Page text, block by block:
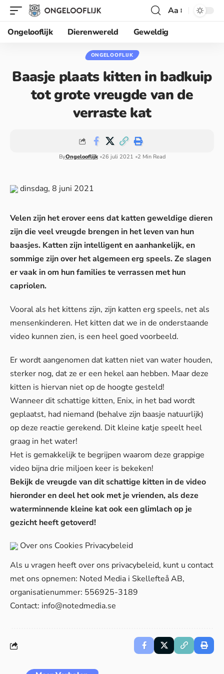
Aa
Ongelooflijk
Dierenwereld Geweldig
ONGELOOFLIJK
Baasje plaats kitten in badkuip
tot grote vreugde van de
verraste kat
ByOngelooflijk 26 juli 2021 2 Min Read
dinsdag, 8 juni 2021
Velen zijn het erover eens dat katten geweldige dieren
zijn die veel vreugde brengen in het leven van hun
baasjes. Katten zijn intelligent en aanhankelijk, en
sommige zijn over het algemeen erg speels. Ze slagen
er vaak in om hun families te verrassen met hun
capriolen.
Vooral als het kittens zijn, zijn katten erg speels, net als
mensenkinderen. Het kitten dat we in de onderstaande
video kunnen zien, is een heel goed voorbeeld.
Er wordt aangenomen dat katten niet van water houden,
sterker nog, dat ze er een hekel aan hebben. Maar deze
kitten is hiervan niet op de hoogte gesteld!
Wanneer dit schattige kitten, Enix, in het bad wordt
geplaatst, had niemand (behalve zijn baasje natuurlijk)
op deze reactie gerekend. Dit kleine katje speelt heel
graag in het water!
Het is gemakkelijk te begrijpen waarom deze grappige
video bijna drie miljoen keer is bekeken!
Bekijk de vreugde van dit schattige kitten in de video
hieronder en deel het ook met je vrienden, als deze
waterminnende kleine kat ook een glimlach op je
gezicht heeft getoverd!
Over ons Cookies Privacybeleid
Als u vragen heeft over ons privacybeleid, kunt u contact
met ons opnemen: Noted Media i Skellefteå AB,
organisatienummer: 556925-3189
Contact: info@notedmedia.se